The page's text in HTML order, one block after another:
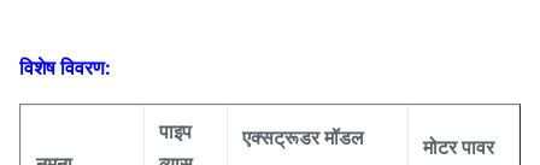
विशेष विवरण:
पाइप
एक्सट्रूडर मॉडल मोटर पावर